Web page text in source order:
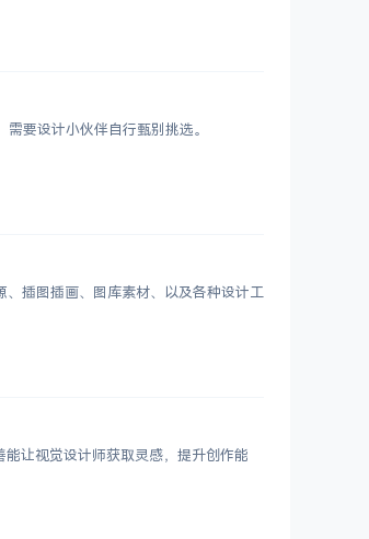
要设计小伙伴自行甄别挑选。
插图插画、图库素材、以及各种设计工
让视觉设计师获取灵感，提升创作能